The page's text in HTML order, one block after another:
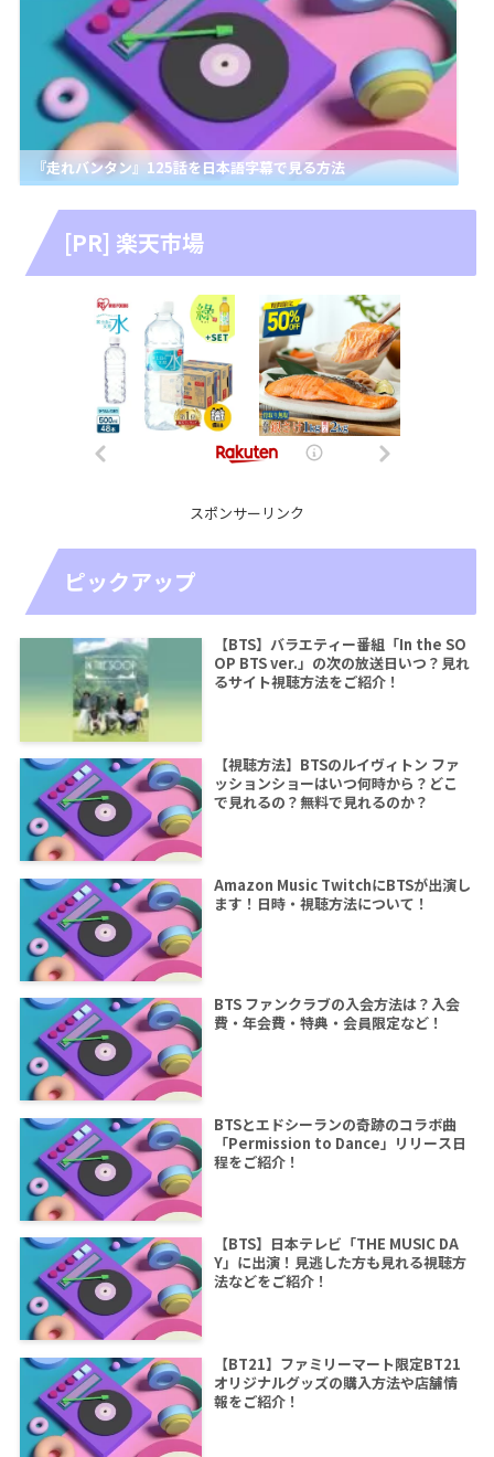
『走れバンタン』125話を日本語字幕で見る方法
[PR] 楽天市場
スポンサーリンク
ピックアップ
【BTS】バラエティー番組「In the SO
OP BTS ver.」の次の放送日いつ？見れ
るサイト視聴方法をご紹介！
【視聴方法】BTSのルイヴィトン ファ
ッションショーはいつ何時から？どこ
で見れるの？無料で見れるのか？
Amazon Music TwitchにBTSが出演し
ます！日時・視聴方法について！
BTS ファンクラブの入会方法は？入会
費・年会費・特典・会員限定など！
BTSとエドシーランの奇跡のコラボ曲
「Permission to Dance」リリース日
程をご紹介！
【BTS】日本テレビ「THE MUSIC DA
Y」に出演！見逃した方も見れる視聴方
法などをご紹介！
【BT21】ファミリーマート限定BT21
オリジナルグッズの購入方法や店舗情
報をご紹介！